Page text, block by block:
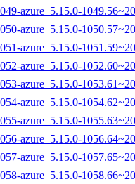
azure_5.15.0-
azure_5.15.0-
azure_5.15.0-
azure_5.15.0-
azure_5.15.0-
azure_5.15.0-
azure_5.15.0-
azure_5.15.0-
azure_5.15.0-
azure_5.15.0-